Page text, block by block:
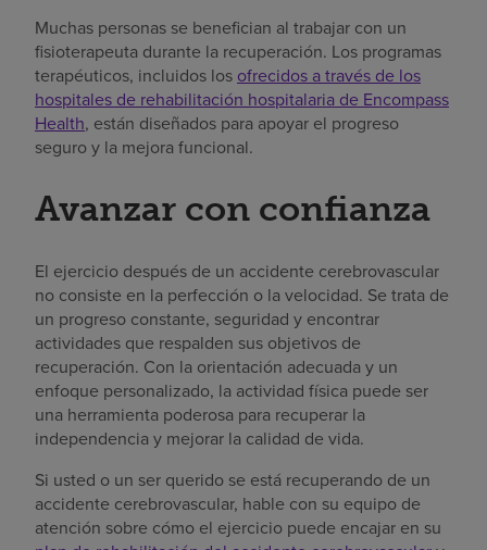
Muchas personas se benefician al trabajar con un
fisioterapeuta durante la recuperación. Los programas
terapéuticos, incluidos los ofrecidos a través de los
hospitales de rehabilitación hospitalaria de Encompass
Health, están diseñados para apoyar el progreso
seguro y la mejora funcional.
Avanzar con confianza
El ejercicio después de un accidente cerebrovascular
no consiste en la perfección o la velocidad. Se trata de
un progreso constante, seguridad y encontrar
actividades que respalden sus objetivos de
recuperación. Con la orientación adecuada y un
enfoque personalizado, la actividad física puede ser
una herramienta poderosa para recuperar la
independencia y mejorar la calidad de vida.
Si usted o un ser querido se está recuperando de un
accidente cerebrovascular, hable con su equipo de
atención sobre cómo el ejercicio puede encajar en su